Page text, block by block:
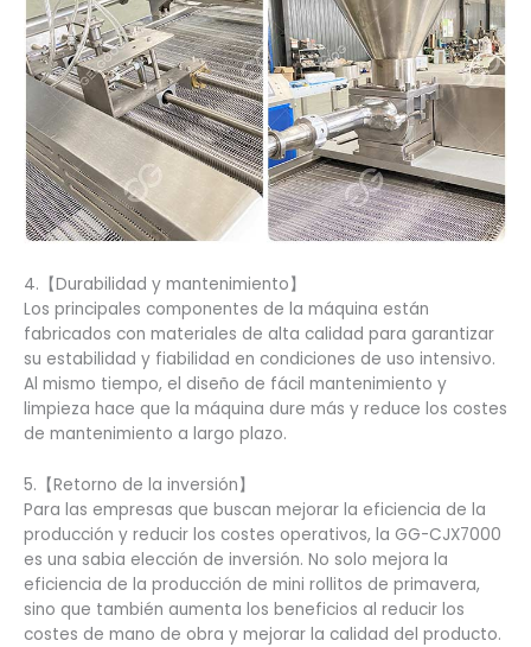
4.【Durabilidad y mantenimiento】
Los principales componentes de la máquina están
fabricados con materiales de alta calidad para garantizar
su estabilidad y fiabilidad en condiciones de uso intensivo.
Al mismo tiempo, el diseño de fácil mantenimiento y
limpieza hace que la máquina dure más y reduce los costes
de mantenimiento a largo plazo.
5.【Retorno de la inversión】
Para las empresas que buscan mejorar la eficiencia de la
producción y reducir los costes operativos, la GG-CJX7000
es una sabia elección de inversión. No solo mejora la
eficiencia de la producción de mini rollitos de primavera,
sino que también aumenta los beneficios al reducir los
costes de mano de obra y mejorar la calidad del producto.